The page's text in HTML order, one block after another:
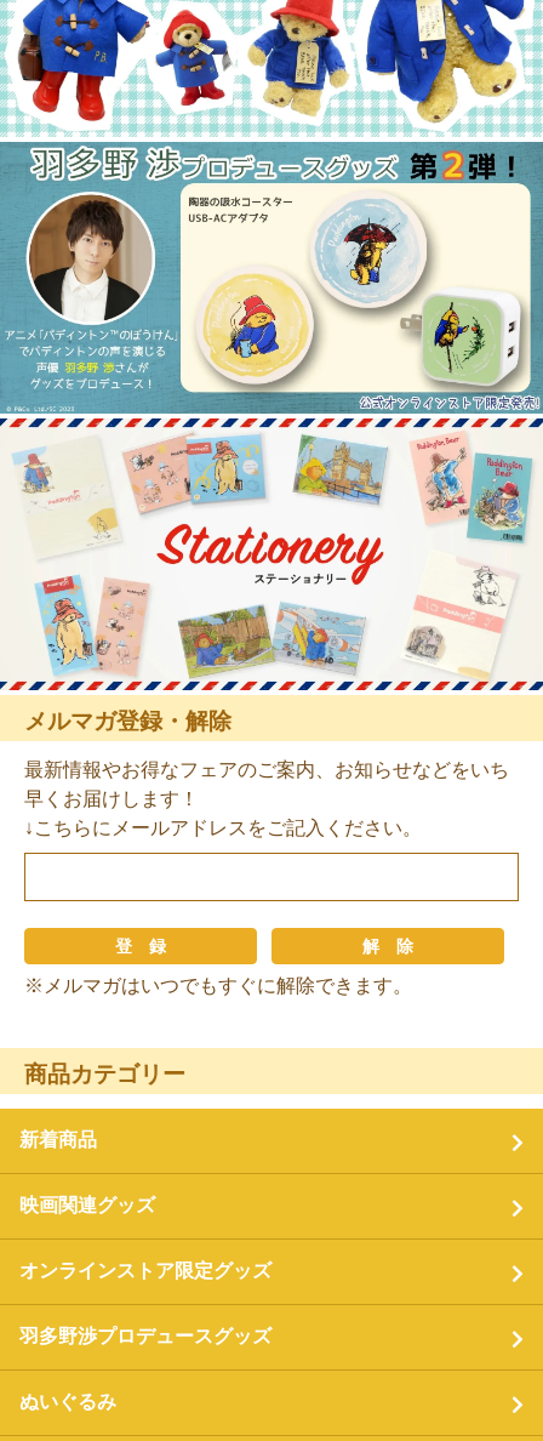
メルマガ登録・解除
最新情報やお得なフェアのご案内、お知らせなどをいち
早くお届けします！
↓こちらにメールアドレスをご記入ください。
※メルマガはいつでもすぐに解除できます。
商品カテゴリー
新着商品
映画関連グッズ
オンラインストア限定グッズ
羽多野渉プロデュースグッズ
ぬいぐるみ